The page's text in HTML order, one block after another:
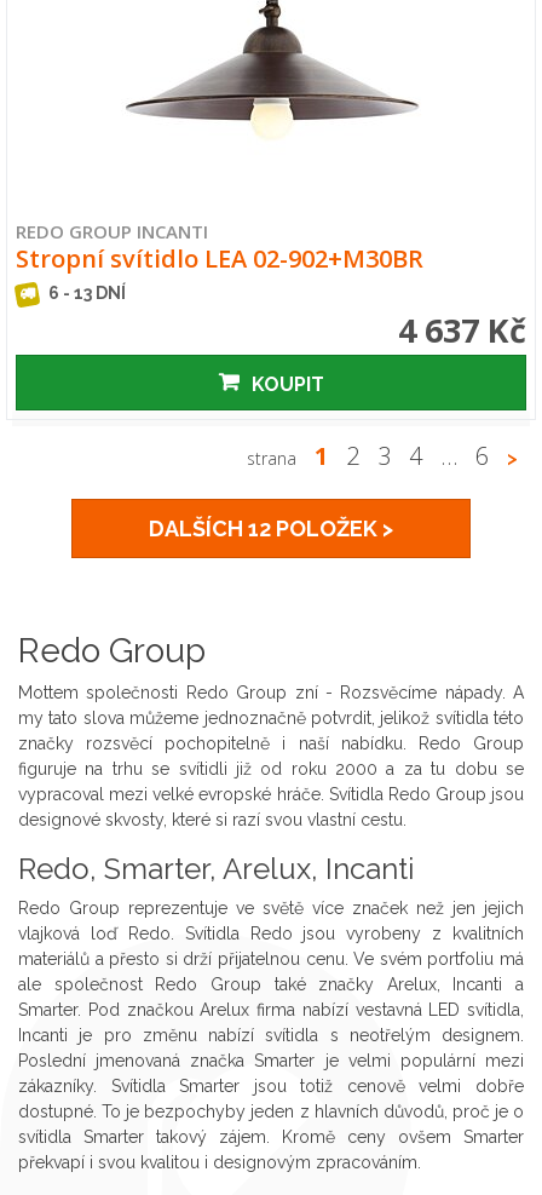
REDO GROUP INCANTI
Stropní svítidlo LEA 02-902+M30BR
6 - 13 DNÍ
4 637 Kč
KOUPIT
strana 1 2 3 4 … 6 >
DALŠÍCH 12 POLOŽEK >
Redo Group
Mottem společnosti Redo Group zní - Rozsvěcíme nápady. A
my tato slova můžeme jednoznačně potvrdit, jelikož svítidla této
značky rozsvěcí pochopitelně i naší nabídku. Redo Group
figuruje na trhu se svítidli již od roku 2000 a za tu dobu se
vypracoval mezi velké evropské hráče. Svítidla Redo Group jsou
designové skvosty, které si razí svou vlastní cestu.
Redo, Smarter, Arelux, Incanti
Redo Group reprezentuje ve světě více značek než jen jejich
vlajková loď Redo. Svítidla Redo jsou vyrobeny z kvalitních
materiálů a přesto si drží přijatelnou cenu. Ve svém portfoliu má
ale společnost Redo Group také značky Arelux, Incanti a
Smarter. Pod značkou Arelux firma nabízí vestavná LED svítidla,
Incanti je pro změnu nabízí svítidla s neotřelým designem.
Poslední jmenovaná značka Smarter je velmi populární mezi
zákazníky. Svítidla Smarter jsou totiž cenově velmi dobře
dostupné. To je bezpochyby jeden z hlavních důvodů, proč je o
svítidla Smarter takový zájem. Kromě ceny ovšem Smarter
překvapí i svou kvalitou i designovým zpracováním.